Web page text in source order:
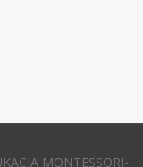
MONTESSORI-